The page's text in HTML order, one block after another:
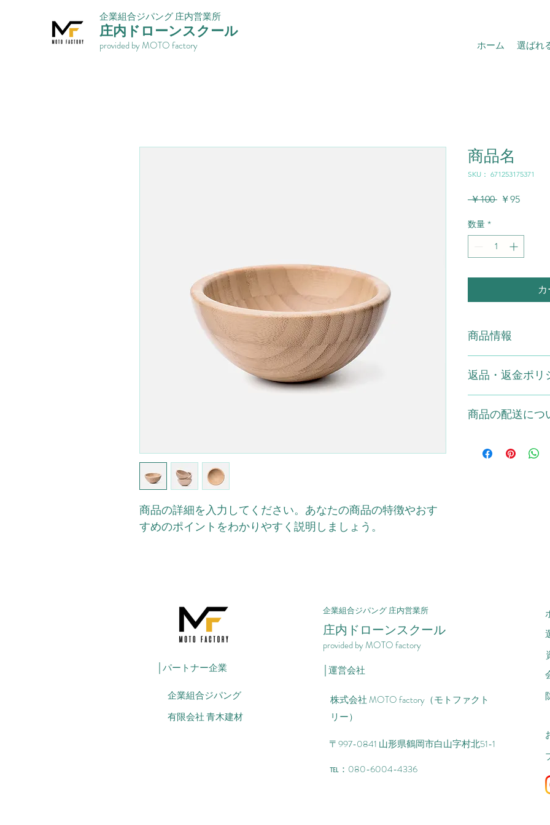
​企業組合ジパング 庄内営業所
​庄内ドローンスクール
provided by MOTO factory ホーム 選ばれ
商品の詳細を入力してください。あなたの商品の特徴やおす
すめのポイントをわかりやすく説明しましょう。
商品名
SKU： 671253175371
￥100 通
格
￥95セ
価
数量 *
商品情報
明に加え、商品の特
返品・返金ポリ
だけなかった場合の
商品の配送につ
する情報を入力し
│パートナー企業
​企業組合ジパング
​有限会社 青木建材
​企業組合ジパング 庄内営業所
​庄内ドローンスクール
provided by MOTO factory
│運営会社
株式会社 MOTO factory（モトファクト
リー）
〒997-0841 山形県鶴岡市白山字村北51-1
℡：080-6004-4336